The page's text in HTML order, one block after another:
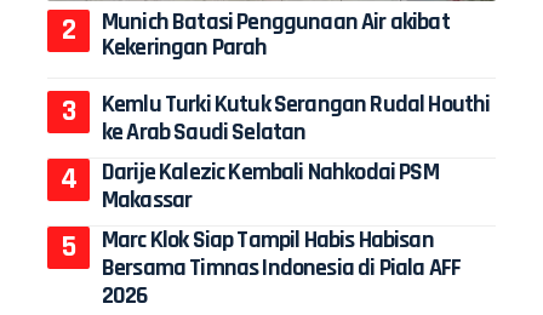
Munich Batasi Penggunaan Air akibat
Kekeringan Parah
Kemlu Turki Kutuk Serangan Rudal Houthi
ke Arab Saudi Selatan
Darije Kalezic Kembali Nahkodai PSM
Makassar
Marc Klok Siap Tampil Habis Habisan
Bersama Timnas Indonesia di Piala AFF
2026